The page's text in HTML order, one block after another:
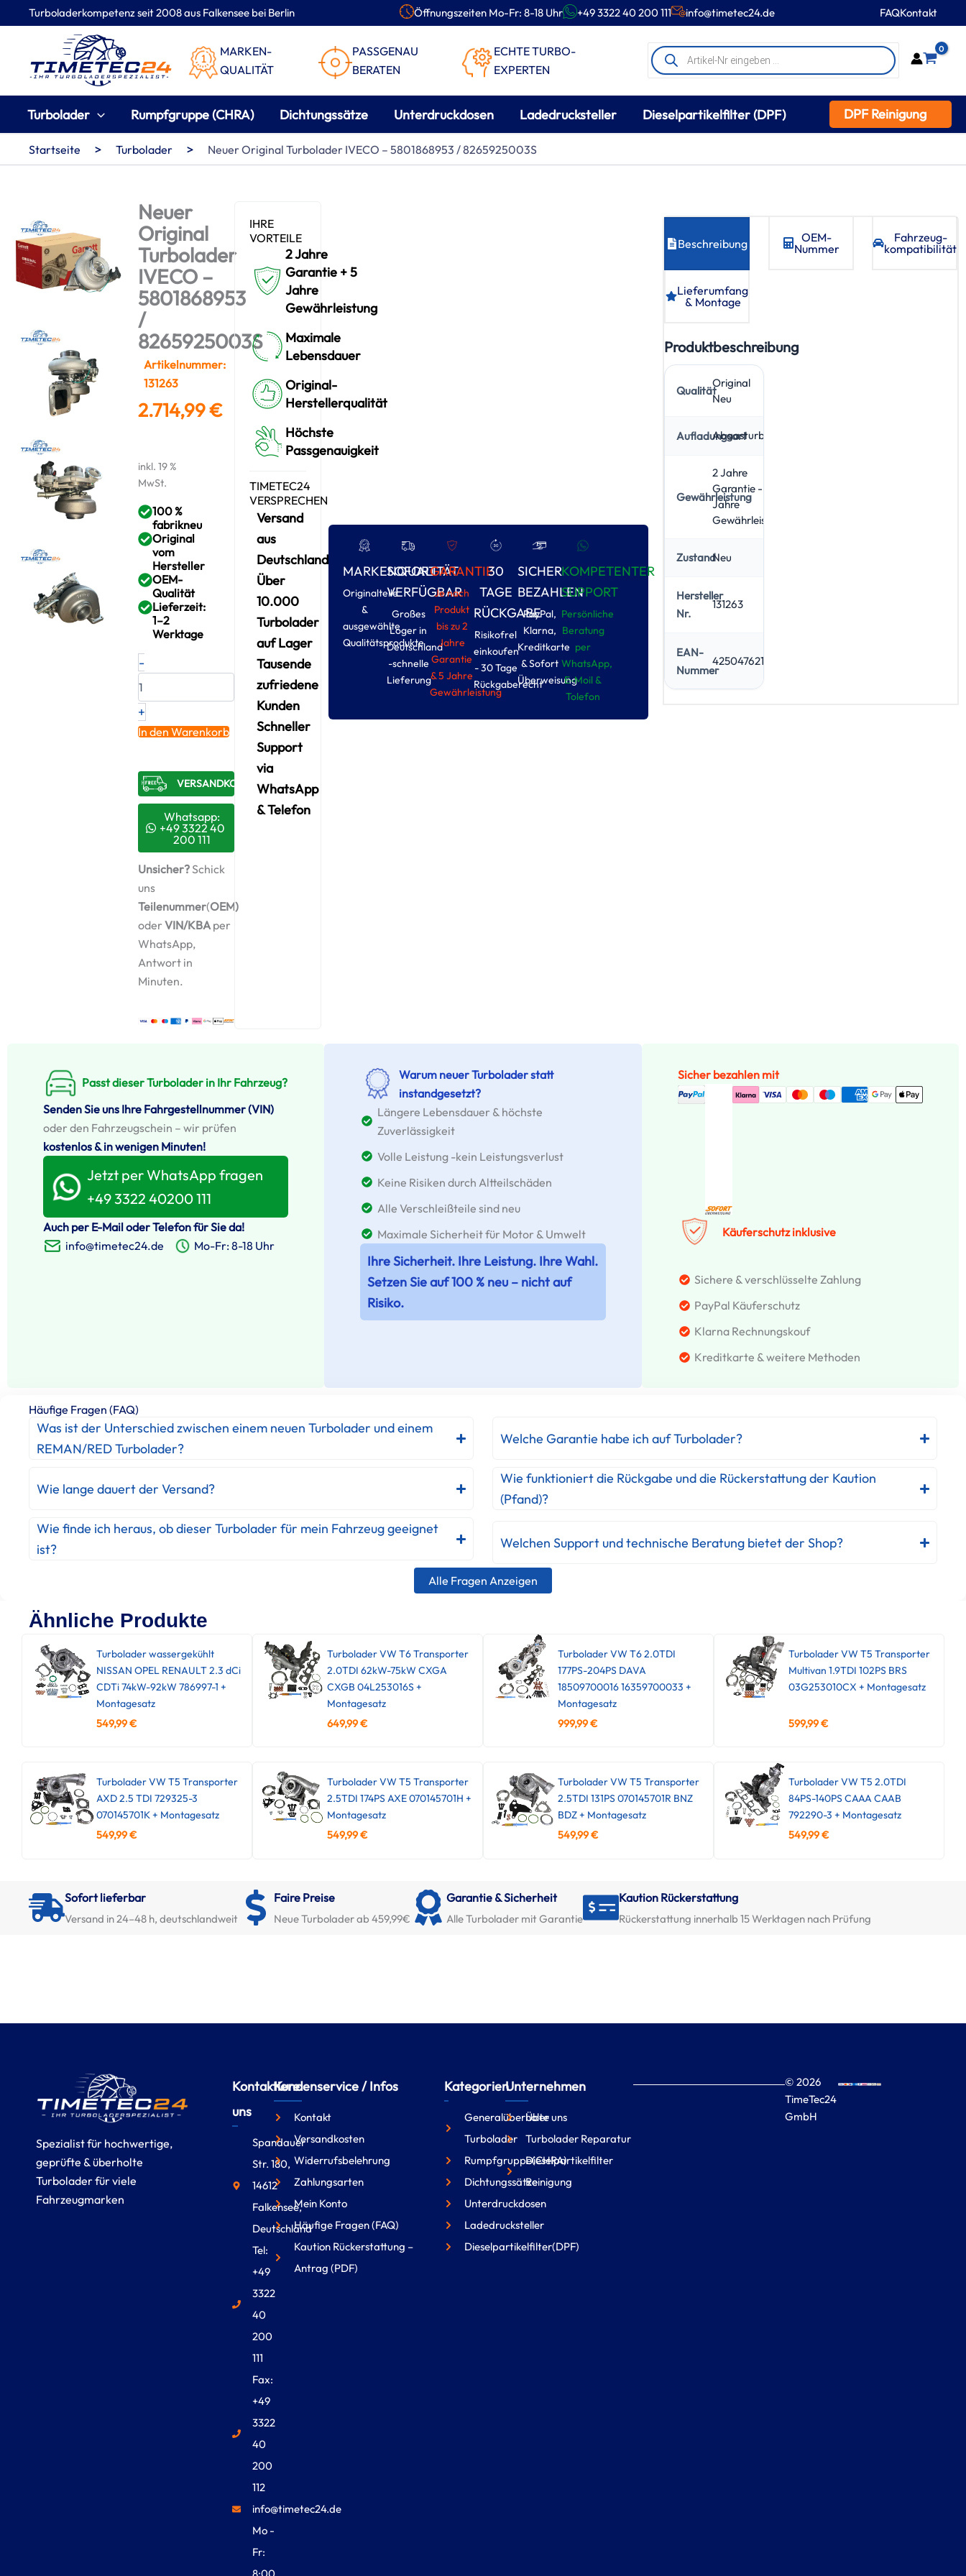
Turboladerkompetenz seit 2008 aus Falkensee bei Berlin Öffnungszeiten Mo-Fr: 8-18 Uhr +49 3322 40 200 111 info@timetec24.de FAQKontakt
MARKEN-
QUALITÄT
PASSGENAU
BERATEN
ECHTE TURBO-
EXPERTEN
Products
search
0
Turbolader Rumpfgruppe (CHRA) Dichtungssätze Unterdruckdosen Ladedrucksteller Dieselpartikelfilter (DPF) DPF Reinigung
Inhalt
Startseite > Turbolader > Neuer Original Turbolader IVECO – 5801868953 / 8265925003S
Neuer
Original
Turbolader
IVECO –
5801868953
/
8265925003S
Artikelnummer:
131263
2.714,99€
inkl. 19 %
MwSt.
100 %
fabrikneu
Original
vom
Hersteller
OEM-
Qualität
Lieferzeit:
1–2
Werktage
-Neuer
Original
IVECO
–
5801868953
/
Menge
+
In den Warenkorb
VERSANDKOSTENFREI​
Whatsapp:
+49 3322 40
200 111
Unsicher?Schick
uns
Teilenummer(OEM)
oderVIN/KBA per
WhatsApp,
Antwort in
Minuten.
IHRE
VORTEILE
2 Jahre
Garantie + 5
Jahre
Gewährleistung
Maximale
Lebensdauer
Original-
Herstellerqualität
Höchste
Passgenauigkeit
TIMETEC24
VERSPRECHEN
Versand
aus
Deutschland
Über
10.000
Turbolader
auf Lager
Tausende
zufriedene
Kunden
Schneller
Support
via
WhatsApp
& Telefon
MARKENQUALITÄT
Originalteile
&
ausgewählte
Qualitätsprodukte
SOFORT
VERFÜGBAR
Großes
Loger in
Deutschland
-schnelle
Lieferung
GARANTIE
Je nach
Produkt
bis zu 2
Jahre
Garantie
& 5 Jahre
Gewährleistung
30
TAGE
RÜCKGABE
Risikofrel
einkoufen
- 30 Tage
Rückgaberecht
SICHER
BEZAHLEN
PayPal,
Klarna,
Kreditkarte
& Sofort
Überweisung
KOMPETENTER
SUPPORT
Persönliche
Beratung
per
WhatsApp,
E-Moil &
Tolefon
Beschreibung
OEM-
Nummer
Fahrzeug­
kompatibilität
Lieferumfang
& Montage
Produktbeschreibung
Qualität
Original
Neu
AufladungsartAbgasturbolader
Gewährleistung
2 Jahre
Garantie - 5
Jahre
Gewährleistung
ZustandNeu
Hersteller
Nr.
131263
EAN-
Nummer
4250476212636
Passt dieser Turbolader in Ihr Fahrzeug?
Senden Sie uns Ihre Fahrgestellnummer (VIN)
oder den Fahrzeugschein – wir prüfen
kostenlos & in wenigen Minuten!
Jetzt per WhatsApp fragen
+49 3322 40200 111
Auch per E-Mail oder Telefon für Sie da!
info@timetec24.de
Mo-Fr: 8-18 Uhr
Warum neuer Turbolader statt
instandgesetzt?
Längere Lebensdauer & höchste
Zuverlässigkeit
Volle Leistung -kein Leistungsverlust
Keine Risiken durch Altteilschäden
Alle Verschleißteile sind neu
Maximale Sicherheit für Motor & Umwelt
Ihre Sicherheit. Ihre Leistung. Ihre Wahl.
Setzen Sie auf 100 % neu – nicht auf
Risiko.
Sicher bezahlen mit
Käuferschutz inklusive
Sichere & verschlüsselte Zahlung
PayPal Käuferschutz
Klarna Rechnungskouf
Kreditkarte & weitere Methoden
Häufige Fragen (FAQ)
Was ist der Unterschied zwischen einem neuen Turbolader und einem
REMAN/RED Turbolader?
Welche Garantie habe ich auf Turbolader?
Wie lange dauert der Versand?
Wie funktioniert die Rückgabe und die Rückerstattung der Kaution
(Pfand)?
Wie finde ich heraus, ob dieser Turbolader für mein Fahrzeug geeignet
ist?
Welchen Support und technische Beratung bietet der Shop?
Alle Fragen Anzeigen
Ähnliche Produkte
Turbolader wassergekühlt
NISSAN OPEL RENAULT 2.3 dCi
CDTi 74kW-92kW 786997-1 +
Montagesatz
549,99€
Turbolader VW T6 Transporter
2.0TDI 62kW-75kW CXGA
CXGB 04L253016S +
Montagesatz
649,99€
Turbolader VW T6 2.0TDI
177PS-204PS DAVA
18509700016 16359700033 +
Montagesatz
999,99€
Turbolader VW T5 Transporter
Multivan 1.9TDI 102PS BRS
03G253010CX + Montagesatz
599,99€
Turbolader VW T5 Transporter
AXD 2.5 TDI 729325-3
070145701K + Montagesatz
549,99€
Turbolader VW T5 Transporter
2.5TDI 174PS AXE 070145701H +
Montagesatz
549,99€
Turbolader VW T5 Transporter
2.5TDI 131PS 070145701R BNZ
BDZ + Montagesatz
549,99€
Turbolader VW T5 2.0TDI
84PS-140PS CAAA CAAB
792290-3 + Montagesatz
549,99€
Sofort lieferbar
Versand in 24–48 h, deutschlandweit
Faire Preise
Neue Turbolader ab 459,99€
Garantie & Sicherheit
Alle Turbolader mit Garantie
Kaution Rückerstattung
Rückerstattung innerhalb 15 Werktagen nach Prüfung
Spezialist für hochwertige,
geprüfte & überholte
Turbolader für viele
Fahrzeugmarken
Kontaktiere
uns
Spandauer
Str. 180,
14612
Falkensee,
Deutschland
Tel:
+49
3322
40
200
111
Fax:
+49
3322
40
200
112
info@timetec24.de
Mo -
Fr:
Kundenservice / Infos
Kontakt
Versandkosten
Widerrufsbelehrung
Zahlungsarten
Mein Konto
Häufige Fragen (FAQ)
Kaution Rückerstattung –
Antrag (PDF)
Kategorien
Generalüberholte
Turbolader
Rumpfgruppe(CHRA)
Dichtungssätze
Unterdruckdosen
Ladedrucksteller
Dieselpartikelfilter(DPF)
Unternehmen
Über uns
Turbolader Reparatur
Dieselpartikelfilter
Reinigung
© 2026
TimeTec24
GmbH